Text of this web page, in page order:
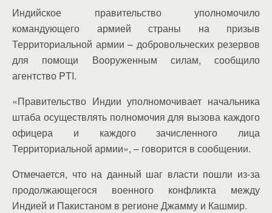
Индийское правительство уполномочило
командующего армией страны на призыв
Территориальной армии – добровольческих резервов
для помощи Вооруженным силам, сообщило
агентство PTI.
«Правительство Индии уполномочивает начальника
штаба осуществлять полномочия для вызова каждого
офицера и каждого зачисленного лица
Территориальной армии», – говорится в сообщении.
Отмечается, что на данный шаг власти пошли из-за
продолжающегося военного конфликта между
Индией и Пакистаном в регионе Джамму и Кашмир.